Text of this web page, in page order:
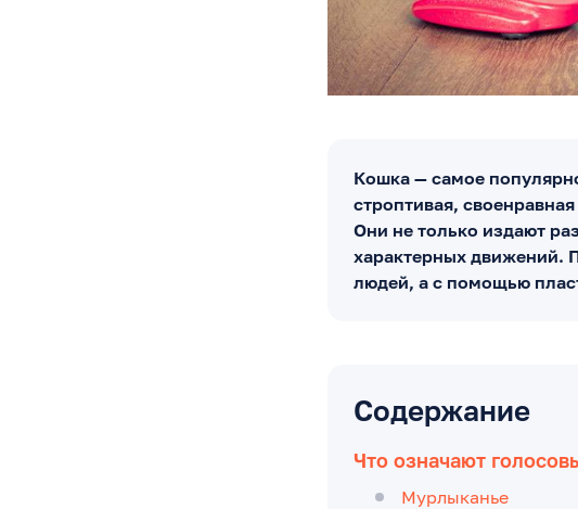
Кошка — самое
строптивая,
Они не только издают
характерных движений.
людей, а с помощью
Содержание
Что означают
Мурлыканье